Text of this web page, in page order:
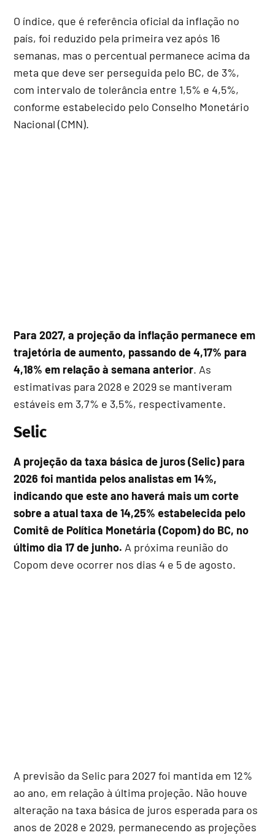
O índice, que é referência oficial da inflação no
país, foi reduzido pela primeira vez após 16
semanas, mas o percentual permanece acima da
meta que deve ser perseguida pelo BC, de 3%,
com intervalo de tolerância entre 1,5% e 4,5%,
conforme estabelecido pelo Conselho Monetário
Nacional (CMN).
Para 2027, a projeção da inflação permanece em
trajetória de aumento, passando de 4,17% para
4,18% em relação à semana anterior. As
estimativas para 2028 e 2029 se mantiveram
estáveis em 3,7% e 3,5%, respectivamente.
Selic
A projeção da taxa básica de juros (Selic) para
2026 foi mantida pelos analistas em 14%,
indicando que este ano haverá mais um corte
sobre a atual taxa de 14,25% estabelecida pelo
Comitê de Política Monetária (Copom) do BC, no
último dia 17 de junho. A próxima reunião do
Copom deve ocorrer nos dias 4 e 5 de agosto.
A previsão da Selic para 2027 foi mantida em 12%
ao ano, em relação à última projeção. Não houve
alteração na taxa básica de juros esperada para os
anos de 2028 e 2029, permanecendo as projeções